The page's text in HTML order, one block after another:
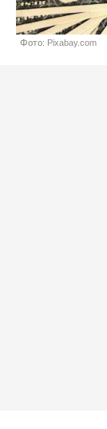
Фото: Pixabay.com